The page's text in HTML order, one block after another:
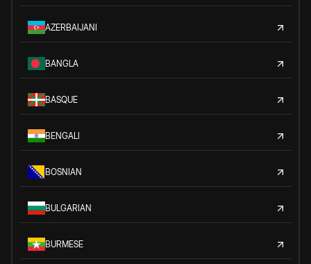
AZERBAIJANI
BANGLA
BASQUE
BENGALI
BOSNIAN
BULGARIAN
BURMESE